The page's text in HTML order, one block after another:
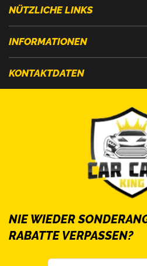
NÜTZLICHE LINKS
INFORMATIONEN
KONTAKTDATEN
NIE WIEDER
RABATTE VERPASSEN?